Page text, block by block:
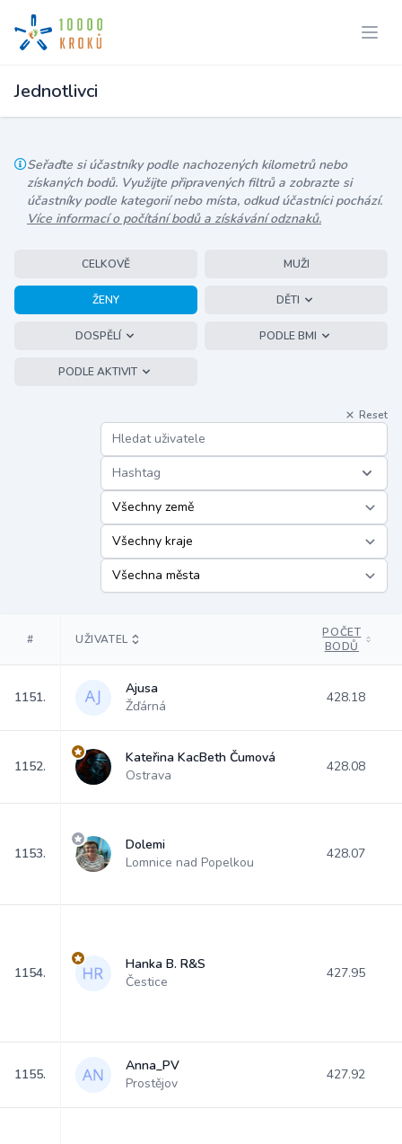
Jednotlivci
Seřaďte si účastníky podle nachozených kilometrů nebo
získaných bodů. Využijte připravených filtrů a zobrazte si
účastníky podle kategorií nebo místa, odkud účastníci pochází.
Více informací o počítání bodů a získávání odznaků.
CELKOVĚ MUŽI
ŽENY DĚTI
DOSPĚLÍ PODLE BMI
PODLE AKTIVIT
Reset
Hashtag
# UŽIVATEL
POČET
BODŮ
1151.
Ajusa
Žďárná
428.18
1152.
Kateřina KacBeth Čumová
Ostrava
428.08
1153.
Dolemi
Lomnice nad Popelkou
428.07
1154.
Hanka B. R&S
Čestice
427.95
1155.
Anna_PV
Prostějov
427.92